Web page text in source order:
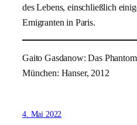
des Lebens, einschließlich
Emigranten in Paris.
Gaito Gasdanow: Das
München: Hanser, 2012
4. Mai 2022